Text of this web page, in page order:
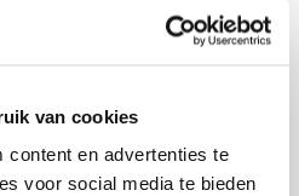
van cookies
content en advertenties te
voor social media te bieden
OF "DMC LIGHT
JE EEN KORTING VAN
PRODUCT.